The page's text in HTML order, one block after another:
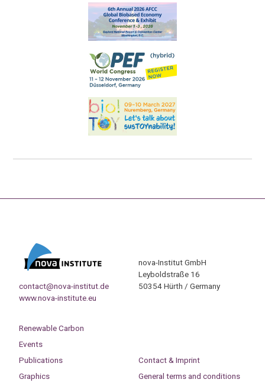
contact@nova-institut.de
www.nova-institute.eu
nova-Institut GmbH
Leyboldstraße 16
50354 Hürth / Germany
Renewable Carbon
Events
Publications
Graphics
Contact & Imprint
General terms and conditions